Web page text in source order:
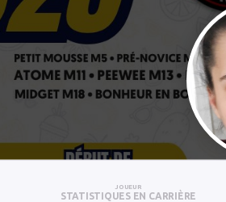
JOUEUR
STATISTIQUES EN CARRIÈRE